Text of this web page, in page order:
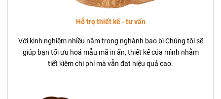
Hỗ trợ thiết kế - tư vấn
Với kinh nghiệm nhiều năm trong nghành bao bì Chúng tôi sẽ
giúp bạn tối ưu hoá mẫu mã in ấn, thiết kế của mình nhằm
tiết kiệm chi phí mà vẫn đạt hiệu quả cao.